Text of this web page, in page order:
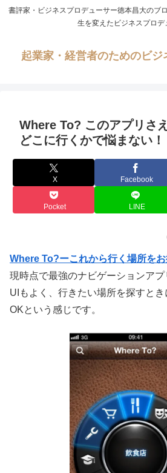
書評家・ビジネスプロデューサー徳本昌大のブ
生を変えたビジネスプロデ
起業家・経営者のためのビジ
Where To? このアプリさ
どこに行くかで悩まない
X Facebook
Pocket LINE
Where To?ーこれから行く場所をお
現時点で最強のナビゲーションアプ
UIもよく、行きたい場所を探すと
OKという感じです。